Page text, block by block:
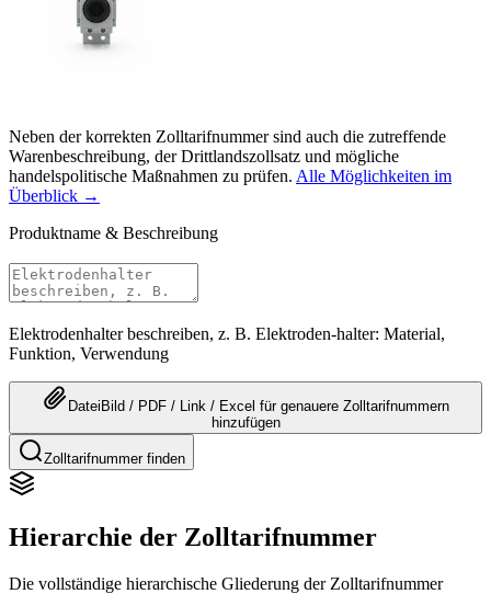
Neben der korrekten Zolltarifnummer sind auch die zutreffende
Warenbeschreibung, der Drittlandszollsatz und mögliche
handelspolitische Maßnahmen zu prüfen. Alle Möglichkeiten im
Überblick →
Produktname & Beschreibung
Elektrodenhalter beschreiben, z. B. Elektroden-halter: Material,
Funktion, Verwendung
Datei Bild / PDF / Link / Excel für genauere Zolltarifnummern
hinzufügen
Zolltarifnummer finden
Hierarchie der Zolltarifnummer
Die vollständige hierarchische Gliederung der Zolltarifnummer